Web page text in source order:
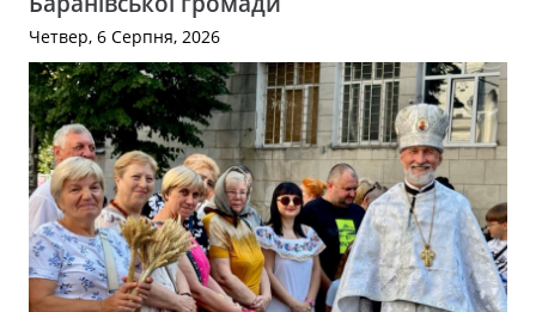
Четвер, 6 Серпня, 2026